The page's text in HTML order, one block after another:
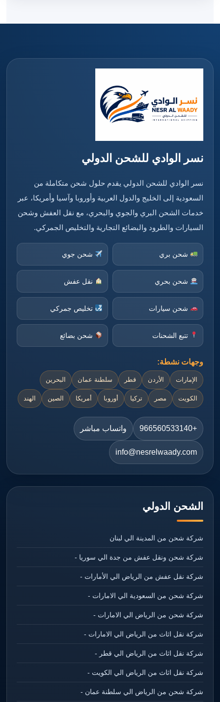
نسر الوادي للشحن الدولي
نسر الوادي للشحن الدولي يقدم حلول شحن متكاملة من
السعودية إلى الخليج والدول العربية وأوروبا وآسيا وأمريكا، عبر
خدمات الشحن البري والجوي والبحري، مع نقل العفش وشحن
السيارات والطرود والبضائع التجارية والتخليص الجمركي.
شحن بري شحن جوي
شحن بحري نقل عفش
شحن سيارات تخليص جمركي
تتبع الشحنات شحن بضائع
وجهات نشطة:
الإمارات الأردن قطر سلطنة عمان البحرين
الكويت مصر تركيا أوروبا أمريكا الصين الهند
+966560533140 واتساب مباشر
info@nesrelwaady.com
الشحن الدولي
شركة شحن من المدينة الي لبنان
شركة شحن ونقل عفش من جدة الي سوريا -
شركة نقل عفش من الرياض الي الأمارات -
شركة شحن من السعودية الي الامارات -
شركة شحن من الرياض الي الامارات -
شركة نقل اثاث من الرياض الي الامارات -
شركة نقل اثاث من الرياض الي قطر -
شركة نقل اثاث من الرياض الي الكويت -
شركة شحن من الرياض الي سلطنة عمان -